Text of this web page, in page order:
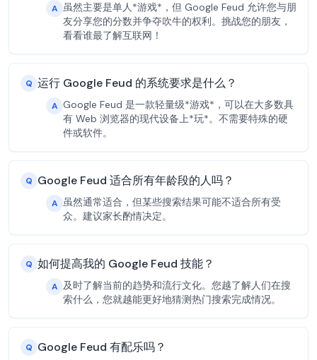
A 虽然主要是单人*游戏*，但 Google Feud 允许您与朋
友分享您的分数并争夺吹牛的权利。挑战您的朋友，
看看谁最了解互联网！
Q 运行 Google Feud 的系统要求是什么？
A Google Feud 是一款轻量级*游戏*，可以在大多数具
有 Web 浏览器的现代设备上*玩*。不需要特殊的硬
件或软件。
Q Google Feud 适合所有年龄段的人吗？
A 虽然通常适合，但某些搜索结果可能不适合所有受
众。建议家长酌情决定。
Q 如何提高我的 Google Feud 技能？
A 及时了解当前的趋势和流行文化。您越了解人们在搜
索什么，您就越能更好地猜测热门搜索完成情况。
Q Google Feud 有配乐吗？